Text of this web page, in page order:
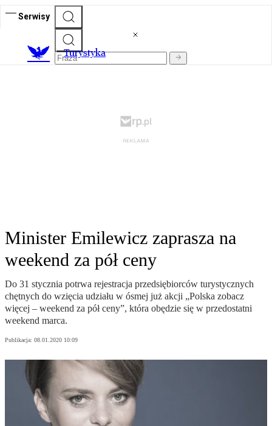
Serwisy
Turystyka
Minister Emilewicz zaprasza na
weekend za pół ceny
Do 31 stycznia potrwa rejestracja przedsiębiorców turystycznych
chętnych do wzięcia udziału w ósmej już akcji „Polska zobacz
więcej – weekend za pół ceny”, która obędzie się w przedostatni
weekend marca.
Publikacja: 08.01.2020 10:09